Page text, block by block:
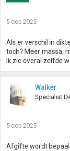
e
i
g
5 dec 2025
Als er verschil in
toch? Meer massa,
Ik zie overal zelfde
Walker
Specialist
5 dec 2025
Afgifte wordt